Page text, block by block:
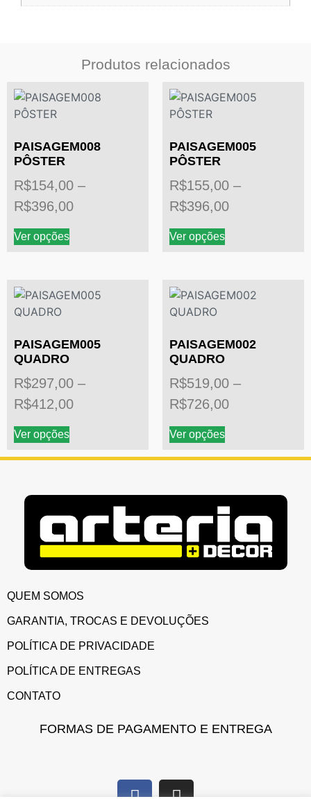
Produtos relacionados
PAISAGEM008
PÔSTER
R$154,00 –
R$396,00
Ver opções
PAISAGEM005
PÔSTER
R$155,00 –
R$396,00
Ver opções
PAISAGEM005
QUADRO
R$297,00 –
R$412,00
Ver opções
PAISAGEM002
QUADRO
R$519,00 –
R$726,00
Ver opções
QUEM SOMOS
GARANTIA, TROCAS E DEVOLUÇÕES
POLÍTICA DE PRIVACIDADE
POLÍTICA DE ENTREGAS
CONTATO
FORMAS DE PAGAMENTO E ENTREGA